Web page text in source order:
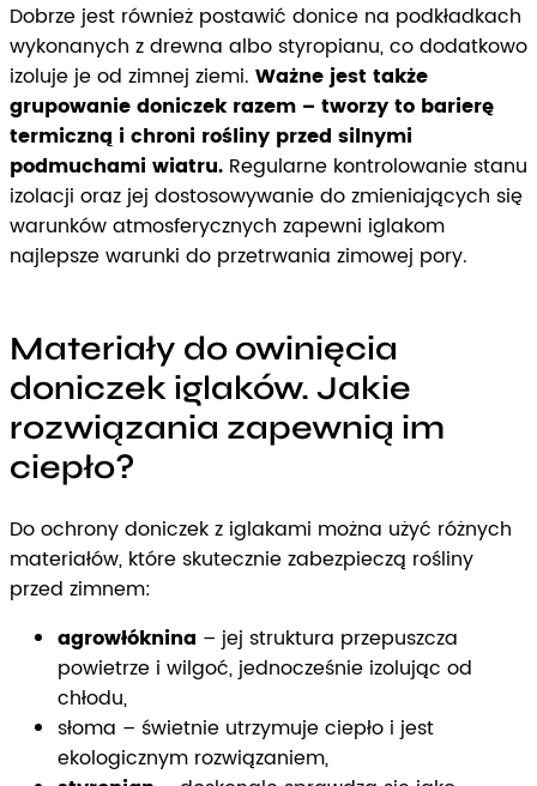
Dobrze jest również postawić donice na podkładkach
wykonanych z drewna albo styropianu, co dodatkowo
izoluje je od zimnej ziemi. Ważne jest także
grupowanie doniczek razem – tworzy to barierę
termiczną i chroni rośliny przed silnymi
podmuchami wiatru. Regularne kontrolowanie stanu
izolacji oraz jej dostosowywanie do zmieniających się
warunków atmosferycznych zapewni iglakom
najlepsze warunki do przetrwania zimowej pory.
Materiały do owinięcia
doniczek iglaków. Jakie
rozwiązania zapewnią im
ciepło?
Do ochrony doniczek z iglakami można użyć różnych
materiałów, które skutecznie zabezpieczą rośliny
przed zimnem:
agrowłóknina – jej struktura przepuszcza
powietrze i wilgoć, jednocześnie izolując od
chłodu,
słoma – świetnie utrzymuje ciepło i jest
ekologicznym rozwiązaniem,